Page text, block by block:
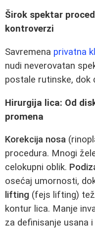
Širok spektar
kontroverzi
Savremena privatna
nudi neverovatan
postale rutinske, dok
Hirurgija lica: Od
promena
Korekcija nosa
procedura. Mnogi
celokupni oblik.
osećaj umornosti,
lifting (fejs lifting)
kontur lica. Manje
za definisanje usana i